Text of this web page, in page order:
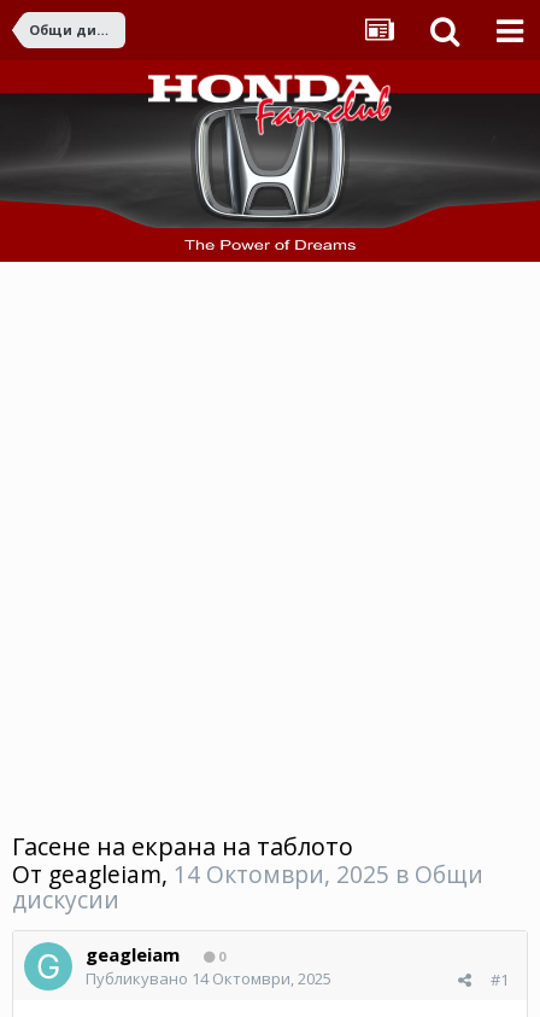
Общи дискусии
Гасене на екрана на таблото
От geagleiam, 14 Октомври, 2025 в Общи
дискусии
geagleiam 0
#1
Публикувано 14 Октомври, 2025